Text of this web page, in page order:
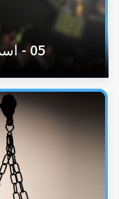
05 - اسم الله السميع البصير.